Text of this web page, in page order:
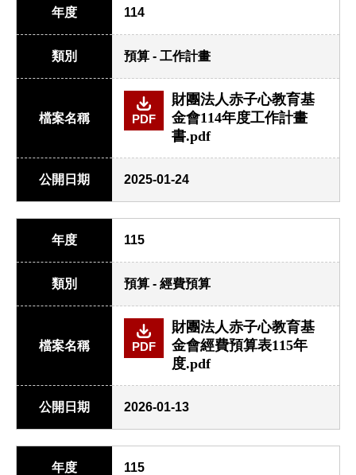
年度 114
類別 預算 - 工作計畫
檔案名稱 PDF
財團法人赤子心教育基
金會114年度工作計畫
書.pdf
公開日期 2025-01-24
年度 115
類別 預算 - 經費預算
檔案名稱 PDF
財團法人赤子心教育基
金會經費預算表115年
度.pdf
公開日期 2026-01-13
年度 115